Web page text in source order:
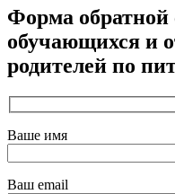
Форма обратной
обучающихся и
родителей по
Ваше имя
Ваш email